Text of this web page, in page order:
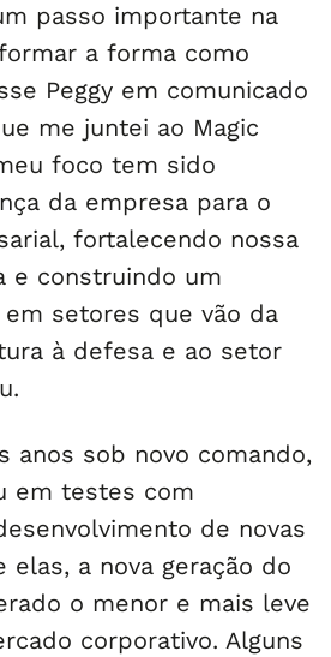
passo importante na
a forma como
Peggy em comunicado
me juntei ao Magic
foco tem sido
da empresa para o
fortalecendo nossa
e construindo um
setores que vão da
à defesa e ao setor
anos sob novo comando,
em testes com
de novas
a nova geração do
o menor e mais leve
corporativo. Alguns